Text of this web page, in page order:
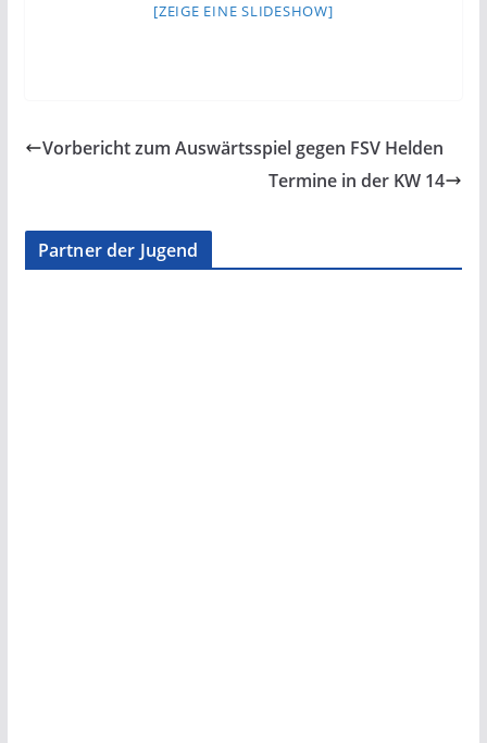
[ZEIGE EINE SLIDESHOW]
Vorbericht zum Auswärtsspiel gegen FSV Helden
Termine in der KW 14
Partner der Jugend